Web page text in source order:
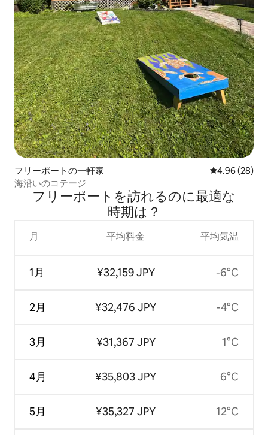
フリーポートの一軒家 レビュー28
4.96 (28)
海沿いのコテージ
フリーポートを訪⁠れ⁠るの⁠に最⁠適⁠な
時⁠期⁠は⁠？
月
1月
2月
3月
4月
5月
平均料金
¥32,159 JPY
¥32,476 JPY
¥31,367 JPY
¥35,803 JPY
¥35,327 JPY
平均気温
-6°C
-4°C
1°C
6°C
12°C